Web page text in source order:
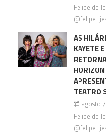
Felipe de
AS
KAYETE
TEATRO
agosto
Felipe de